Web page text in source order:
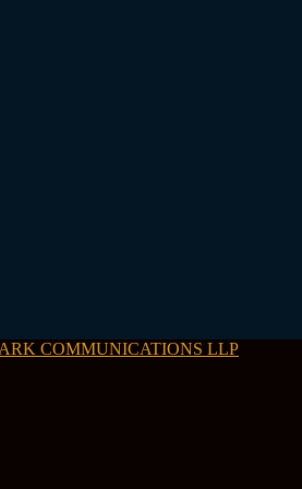
COMMUNICATIONS LLP